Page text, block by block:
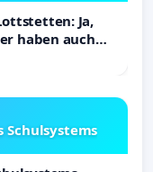
Ja,
haben auch
Schulsystems